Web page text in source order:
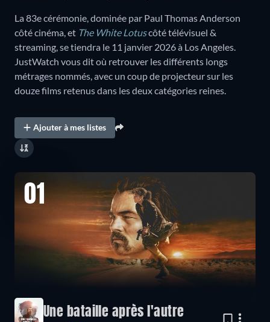
La 83e cérémonie, dominée par Paul Thomas Anderson
côté cinéma, et The White Lotuscôté télévisuel &
streaming, se tiendra le 11 janvier 2026 à Los Angeles.
JustWatch vous dit où retrouver les différents longs
métrages nommés, avec un coup de projecteur sur les
douze films retenus dans les deux catégories reines.
Ajouter à mes listes
01
Une bataille après l'autre